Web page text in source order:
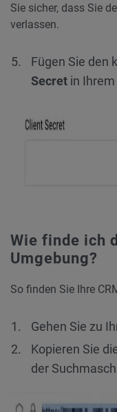
Sie sicher, dass Sie
verlassen.
Fügen Sie den
Secret in
Wie finde ich
Umgebung?
So finden Sie Ihre
Gehen Sie zu
Kopieren Sie
der